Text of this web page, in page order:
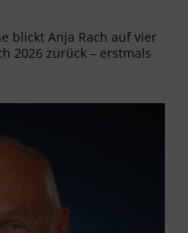
blickt Anja Rach auf vier
2026 zurück – erstmals